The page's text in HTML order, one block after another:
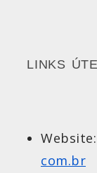
LINKS
Website:
com.br